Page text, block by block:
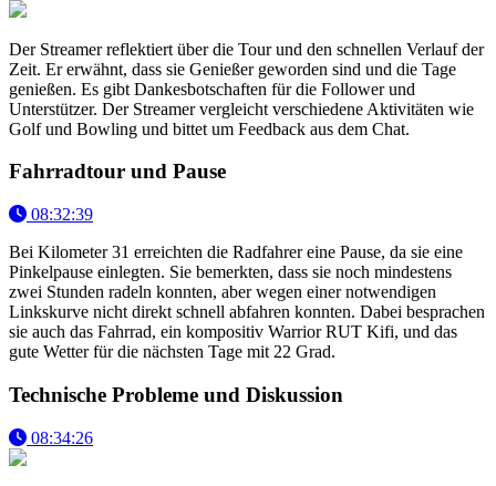
Der Streamer reflektiert über die Tour und den schnellen Verlauf der
Zeit. Er erwähnt, dass sie Genießer geworden sind und die Tage
genießen. Es gibt Dankesbotschaften für die Follower und
Unterstützer. Der Streamer vergleicht verschiedene Aktivitäten wie
Golf und Bowling und bittet um Feedback aus dem Chat.
Fahrradtour und Pause
08:32:39
Bei Kilometer 31 erreichten die Radfahrer eine Pause, da sie eine
Pinkelpause einlegten. Sie bemerkten, dass sie noch mindestens
zwei Stunden radeln konnten, aber wegen einer notwendigen
Linkskurve nicht direkt schnell abfahren konnten. Dabei besprachen
sie auch das Fahrrad, ein kompositiv Warrior RUT Kifi, und das
gute Wetter für die nächsten Tage mit 22 Grad.
Technische Probleme und Diskussion
08:34:26